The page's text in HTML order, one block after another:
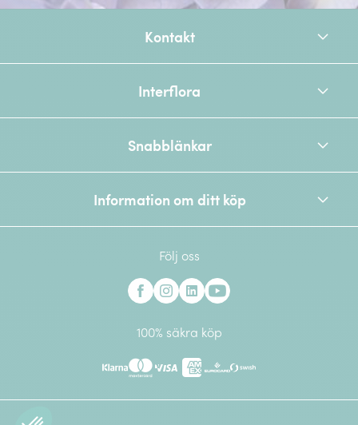
Kontakt
Interflora
Snabblänkar
Information om ditt köp
Följ oss
100% säkra köp
KlarnaMastercardAmerican Express
EurocardSwish